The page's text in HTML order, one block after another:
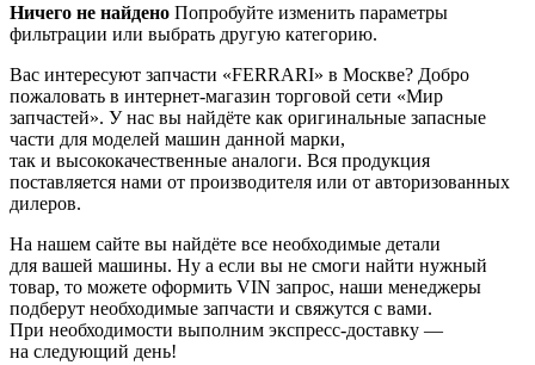
Ничего не найдено Попробуйте изменить параметры
фильтрации или выбрать другую категорию.
Вас интересуют запчасти «FERRARI» в Москве? Добро
пожаловать в интернет-магазин торговой сети «Мир
запчастей». У нас вы найдёте как оригинальные запасные
части для моделей машин данной марки,
так и высококачественные аналоги. Вся продукция
поставляется нами от производителя или от авторизованных
дилеров.
На нашем сайте вы найдёте все необходимые детали
для вашей машины. Ну а если вы не смоги найти нужный
товар, то можете оформить VIN запрос, наши менеджеры
подберут необходимые запчасти и свяжутся с вами.
При необходимости выполним экспресс-доставку —
на следующий день!